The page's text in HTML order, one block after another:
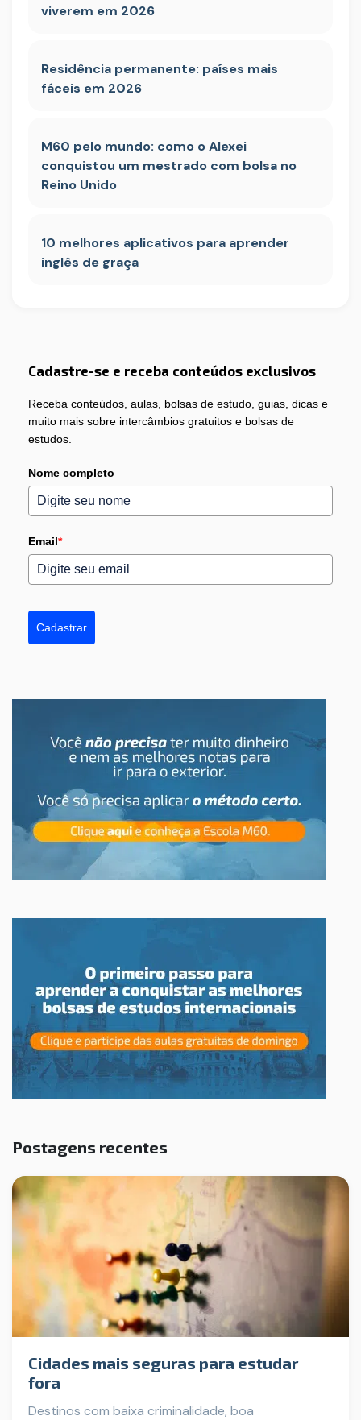
viverem em 2026
Residência permanente: países mais
fáceis em 2026
M60 pelo mundo: como o Alexei
conquistou um mestrado com bolsa no
Reino Unido
10 melhores aplicativos para aprender
inglês de graça
Cadastre-se e receba conteúdos exclusivos
Receba conteúdos, aulas, bolsas de estudo, guias, dicas e
muito mais sobre intercâmbios gratuitos e bolsas de
estudos.
Nome completo
Email*
Cadastrar
Postagens recentes
Cidades mais seguras para estudar
fora
Destinos com baixa criminalidade, boa